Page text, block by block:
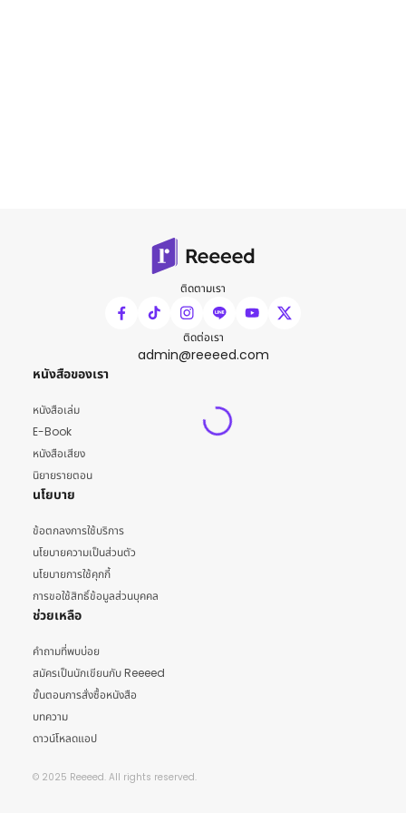
ติดตามเรา
ติดต่อเรา
admin@reeeed.com
หนังสือของเรา
หนังสือเล่ม
E-Book
หนังสือเสียง
นิยายรายตอน
นโยบาย
ข้อตกลงการใช้บริการ
นโยบายความเป็นส่วนตัว
นโยบายการใช้คุกกี้
การขอใช้สิทธิ์ข้อมูลส่วนบุคคล
ช่วยเหลือ
คำถามที่พบบ่อย
สมัครเป็นนักเขียนกับ Reeeed
ขั้นตอนการสั่งซื้อหนังสือ
บทความ
ดาวน์โหลดแอป
© 2025 Reeeed. All rights reserved.